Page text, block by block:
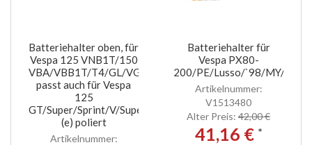
Batteriehalter oben, für
Vespa 125 VNB1T/150
VBA/VBB1T/T4/GL/VGL1
passt auch für Vespa
125
GT/Super/Sprint/V/Super
(e) poliert
Artikelnummer:
Batteriehalter für
Vespa PX80-
200/PE/Lusso/`98/MY/T5
Artikelnummer:
V1513480
Alter Preis: 42,00 €
41,16 € *